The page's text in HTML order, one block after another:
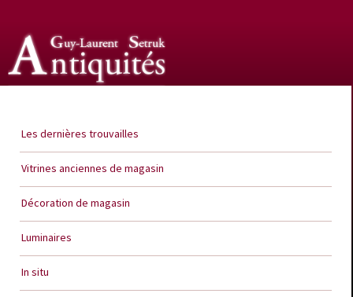
Les dernières trouvailles
Vitrines anciennes de magasin
Décoration de magasin
Luminaires
In situ